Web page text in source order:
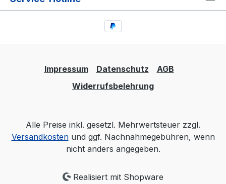
Impressum Datenschutz
AGB
Widerrufsbelehrung
Alle Preise inkl. gesetzl. Mehrwertsteuer zzgl.
Versandkostenund ggf. Nachnahmegebühren, wenn
nicht anders angegeben.
Realisiert mit Shopware